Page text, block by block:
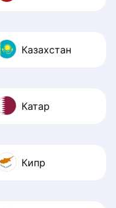
Казахстан
Катар
Кипр